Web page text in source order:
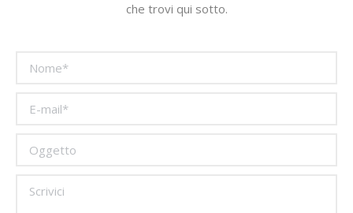
che trovi qui sotto.